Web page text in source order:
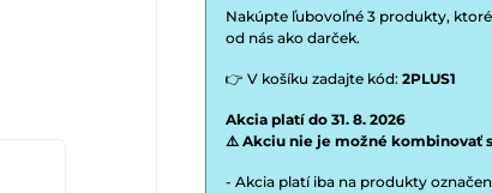
Nakúpte ľubovoľné 3 produkty,
od nás ako darček.
👉 V košíku zadajte kód: 2PLUS1
Akcia platí do 31. 8. 2026
⚠️ Akciu nie je možné kombinovať
- Akcia platí iba na produkty